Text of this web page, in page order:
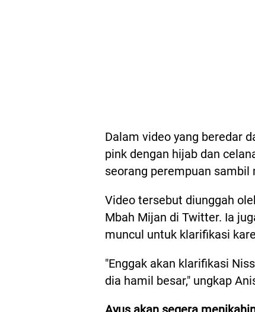
Dalam video yang beredar
pink dengan hijab dan
seorang perempuan sambil
Video tersebut diunggah
Mbah Mijan di Twitter. Ia
muncul untuk klarifikasi
"Enggak akan klarifikasi
dia hamil besar," ungkap